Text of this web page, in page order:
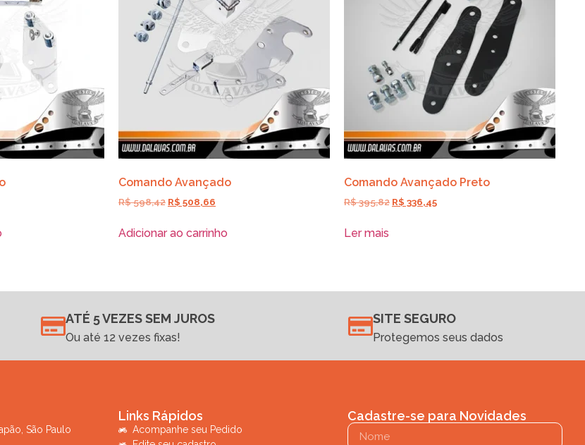
Comando Avançado
R$598,42 R$ 508,66
Adicionar ao carrinho
Comando Avançado Preto
R$395,82 R$ 336,45
Ler mais
ATÉ 5 VEZES SEM JUROS
Ou até 12 vezes fixas!
SITE SEGURO
Protegemos seus dados
São Paulo
Links Rápidos
Acompanhe seu Pedido
Cadastre-se para Novidades